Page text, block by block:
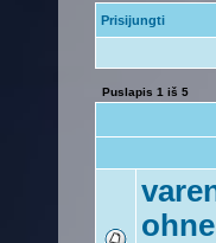
Prisijungti
Puslapis 1 iš 5